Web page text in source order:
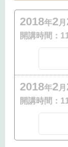
2018年2月
開講時間：
2018年2月
開講時間：